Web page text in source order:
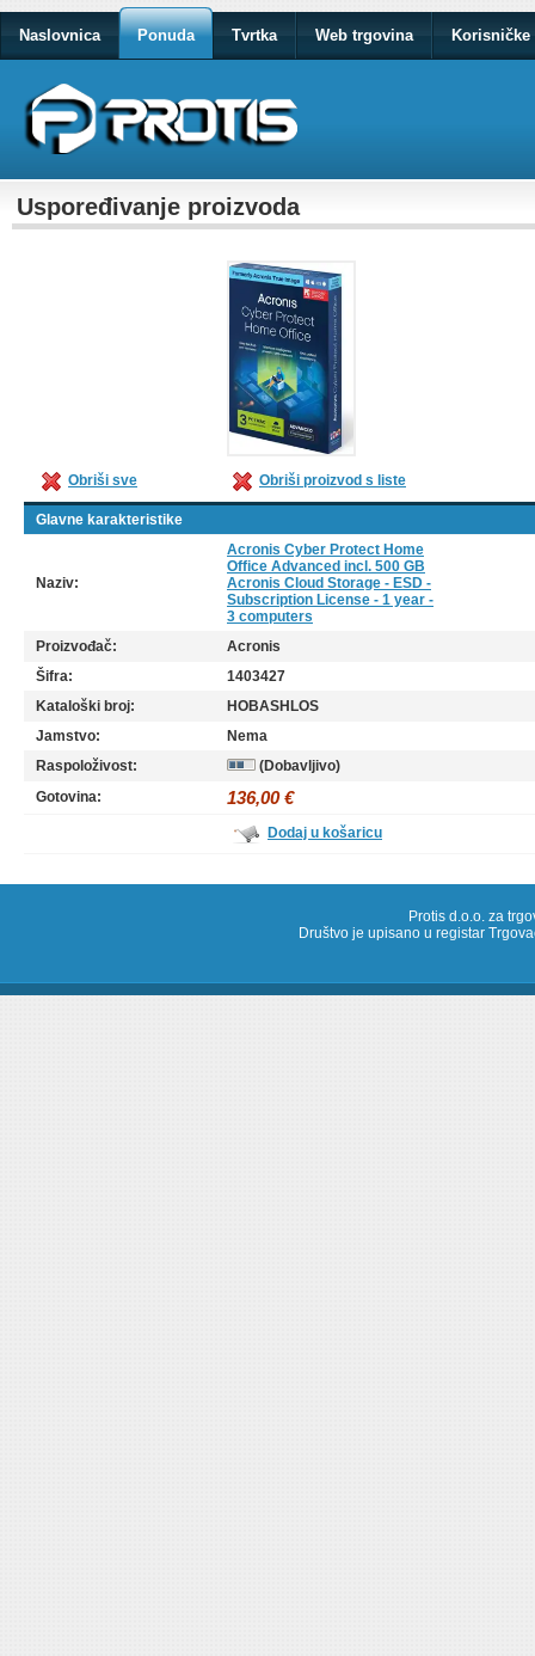
Naslovnica Ponuda Tvrtka Web trgovina Korisničke
Uspoređivanje proizvoda
Obriši sve Obriši proizvod s liste
Glavne karakteristike
Naziv:
Acronis Cyber Protect Home
Office Advanced incl. 500 GB
Acronis Cloud Storage - ESD -
Subscription License - 1 year -
3 computers
Proizvođač:
Acronis
Šifra:
1403427
Kataloški broj:
HOBASHLOS
Jamstvo:
Nema
Raspoloživost:
(Dobavljivo)
Gotovina:
136,00 €
Dodaj u košaricu
Protis d.o.o. za
Društvo je upisano u registar